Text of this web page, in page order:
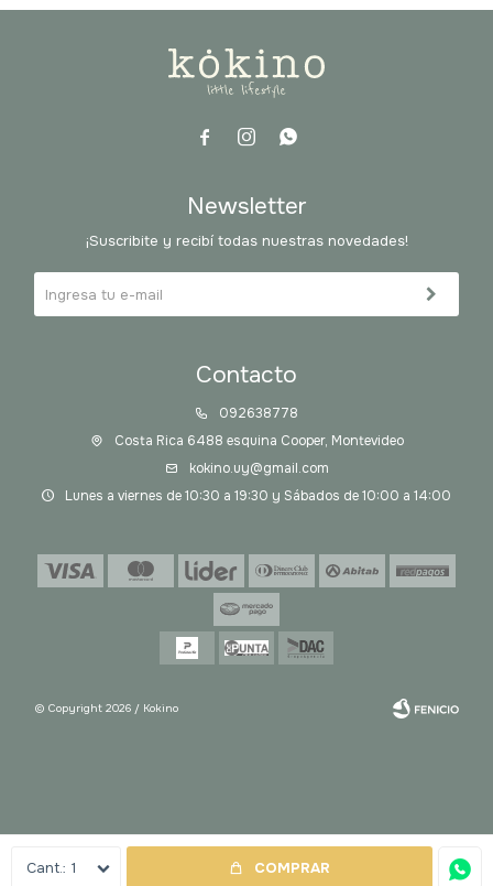
1 COMPRAR
  
Contacto
092638778
Costa Rica 6488 esquina Cooper, Montevideo
kokino.uy@gmail.com
Lunes a viernes de 10:30 a 19:30 y Sábados de 10:00 a 14:00
Newsletter
¡Suscribite y recibí todas nuestras novedades!
© Copyright 2026 / Kokino